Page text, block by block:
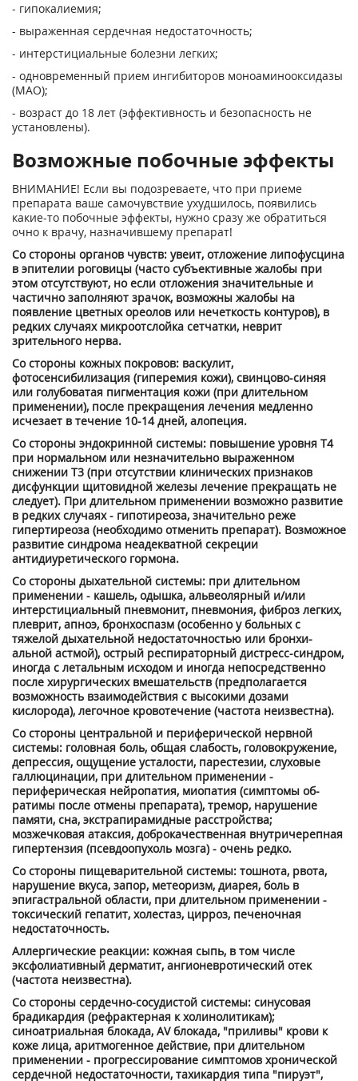
- гипокалиемия;
- выраженная сердечная недостаточность;
- интерстициальные болезни легких;
- одновременный прием ингибиторов моноаминооксидазы
(МАО);
- возраст до 18 лет (эффективность и безопасность не
установлены).
Возможные побочные эффекты
ВНИМАНИЕ! Если вы подозреваете, что при приеме
препарата ваше самочувствие ухудшилось, появились
какие-то побочные эффекты, нужно сразу же обратиться
очно к врачу, назначившему препарат!
Со стороны органов чувств: увеит, отложение липофусцина
в эпителии роговицы (часто субъективные жалобы при
этом отсутствуют, но если отложения значительные и
частично заполняют зрачок, возможны жалобы на
появление цветных ореолов или нечеткость конту­ров), в
редких случаях микроотслойка сетчатки, неврит
зрительного нерва.
Со стороны кожных покровов: васкулит,
фотосенсибилизация (гиперемия кожи), свинцо­во-синяя
или голубоватая пигментация кожи (при длительном
применении), после прекра­щения лечения медленно
исчезает в течение 10-14 дней, алопеция.
Со стороны эндокринной системы: повышение уровня Т4
при нормальном или незначи­тельно выраженном
снижении Т3 (при отсутствии клинических признаков
дисфункции щи­товидной железы лечение прекращать не
следует). При длительном применении возможно развитие
в редких случаях - гипотиреоза, значительно реже
гипертиреоза (необходимо от­менить препарат). Возможное
развитие синдрома неадекватной секреции
антидиуретического гормона.
Со стороны дыхательной системы: при длительном
применении - кашель, одышка, аль­веолярный и/или
интерстициальный пневмонит, пневмония, фиброз легких,
плеврит, апноэ, бронхоспазм (особенно у больных с
тяжелой дыхательной недостаточностью или бронхи­
альной астмой), острый респираторный дистресс-синдром,
иногда с летальным исходом и иногда непосредственно
после хирургических вмешательств (предполагается
возможность взаимодействия с высокими дозами
кислорода), легочное кровотечение (частота неизвест­на).
Со стороны центральной и периферической нервной
системы: головная боль, общая сла­бость, головокружение,
депрессия, ощущение усталости, парестезии, слуховые
галлюцина­ции, при длительном применении -
периферическая нейропатия, миопатия (симптомы об­
ратимы после отмены препарата), тремор, нарушение
памяти, сна, экстрапирамидные рас­стройства;
мозжечковая атаксия, доброкачественная внутричерепная
гипертензия (псевдо­опухоль мозга) - очень редко.
Со стороны пищеварительной системы: тошнота, рвота,
нарушение вкуса, запор, метео­ризм, диарея, боль в
эпигастральной области, при длительном применении -
токсический гепатит, холестаз, цирроз, печеночная
недостаточность.
Аллергические реакции: кожная сыпь, в том числе
эксфолиативный дерматит, ангионевро­тический отек
(частота неизвестна).
Со стороны сердечно-сосудистой системы: синусовая
брадикардия (рефрактерная к холинолитикам);
синоатриальная блокада, AV блокада, "приливы" крови к
коже лица, аритмогенное действие, при длительном
применении - прогрессирование симптомов хронической
сердечной недостаточности, тахикардия типа "пируэт",